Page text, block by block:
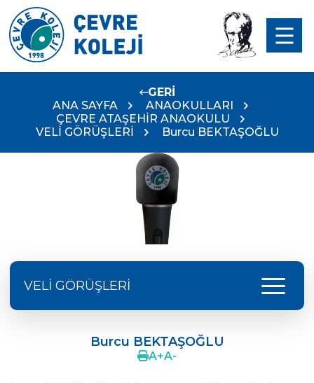
GERİ
ANA SAYFA
ANAOKULLARI
ÇEVRE ATAŞEHİR ANAOKULU
VELİ GÖRÜŞLERİ
Burcu BEKTAŞOĞLU
VELİ GÖRÜŞLERİ menu
Demir Algan ENİŞTEKİN - Dilek ENİŞTEKİN
Burcu BEKTAŞOĞLU
A+A-